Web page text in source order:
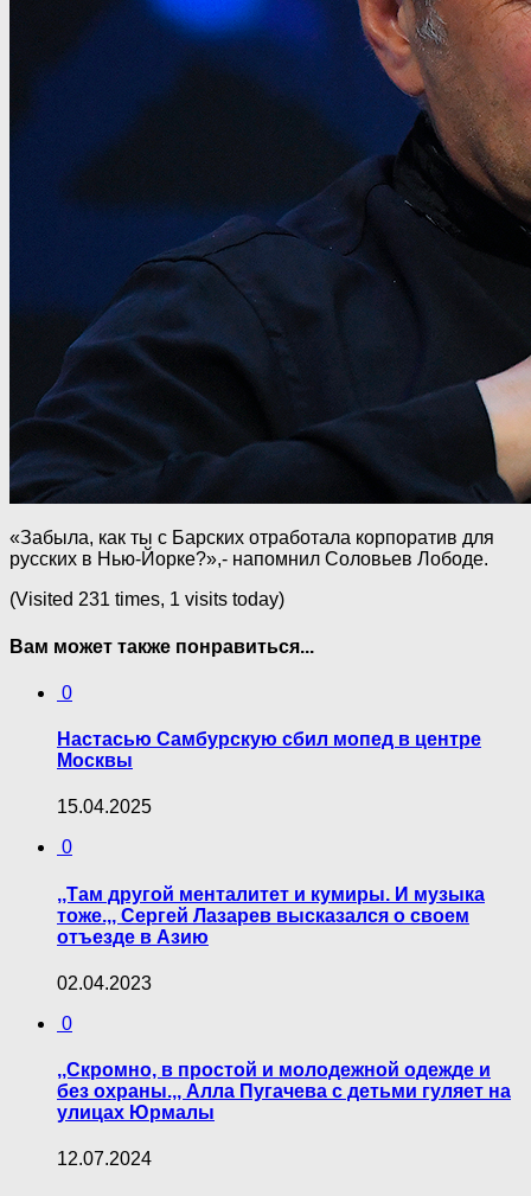
«Забыла, как ты с Барских отработала корпоратив для
русских в Нью-Йорке?»,- напомнил Соловьев Лободе.
(Visited 231 times, 1 visits today)
Вам может также понравиться...
0
Настасью Самбурскую сбил мопед в центре
Москвы
15.04.2025
0
,,Там другой менталитет и кумиры. И музыка
тоже.,, Сергей Лазарев высказался о своем
отъезде в Азию
02.04.2023
0
,,Скромно, в простой и молодежной одежде и
без охраны.,, Алла Пугачева с детьми гуляет на
улицах Юрмалы
12.07.2024